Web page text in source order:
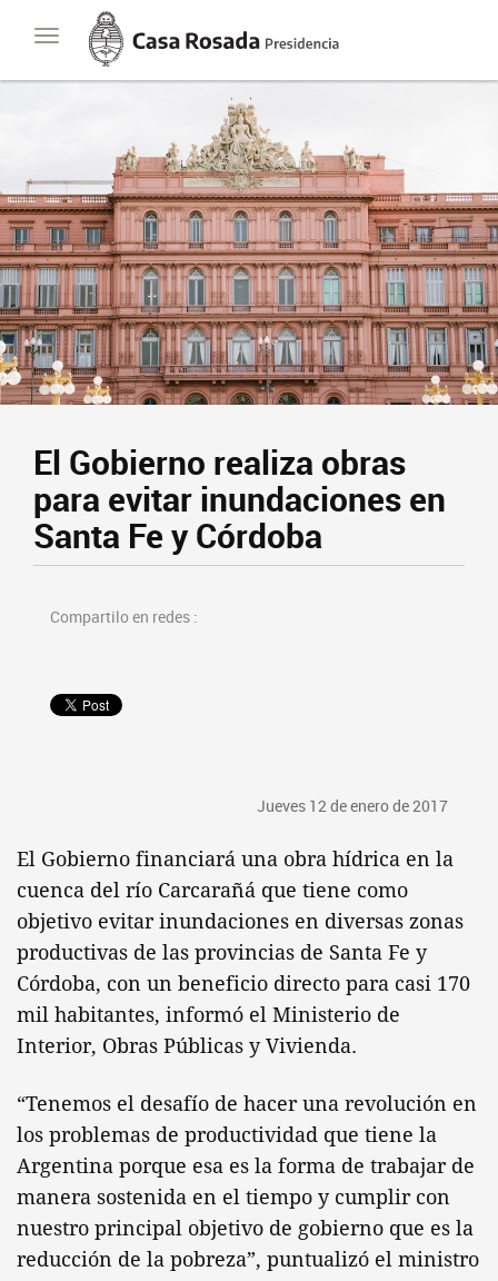
Toggle
navigation
Casa
Rosada
Presidencia
de
El Gobierno realiza obras
para evitar inundaciones en
Santa Fe y Córdoba
Compartilo en redes :
Jueves 12 de enero de 2017
El Gobierno financiará una obra hídrica en la
cuenca del río Carcarañá que tiene como
objetivo evitar inundaciones en diversas zonas
productivas de las provincias de Santa Fe y
Córdoba, con un beneficio directo para casi 170
mil habitantes, informó el Ministerio de
Interior, Obras Públicas y Vivienda.
“Tenemos el desafío de hacer una revolución en
los problemas de productividad que tiene la
Argentina porque esa es la forma de trabajar de
manera sostenida en el tiempo y cumplir con
nuestro principal objetivo de gobierno que es la
reducción de la pobreza”, puntualizó el ministro